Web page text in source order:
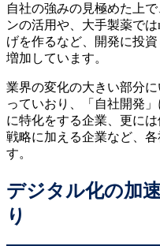
自社の強みの見極めた上
ンの活用や、大手製薬で
げを作るなど、開発に投
増加しています。
業界の変化の大きい部分
っていおり、「自社開発
に特化をする企業、更に
戦略に加える企業など、
す。
デジタル化の加
り